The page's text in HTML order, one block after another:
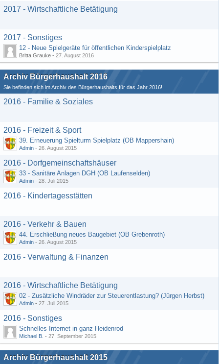
2017 - Wirtschaftliche Betätigung
2017 - Sonstiges
12 - Neue Spielgeräte für öffentlichen Kinderspielplatz
Britta Grauke - 27. August 2016
Archiv Bürgerhaushalt 2016
Sie befinden sich im Archiv des Bürgerhaushalts für das Jahr 2016!
2016 - Familie & Soziales
2016 - Freizeit & Sport
39. Erneuerung Spielturm Spielplatz (OB Mappershain)
Admin - 26. August 2015
2016 - Dorfgemeinschaftshäuser
33 - Sanitäre Anlagen DGH (OB Laufenselden)
Admin - 28. Juli 2015
2016 - Kindertagesstätten
2016 - Verkehr & Bauen
44. Erschließung neues Baugebiet (OB Grebenroth)
Admin - 26. August 2015
2016 - Verwaltung & Finanzen
2016 - Wirtschaftliche Betätigung
02 - Zusätzliche Windräder zur Steuerentlastung? (Jürgen Herbst)
Admin - 27. Juli 2015
2016 - Sonstiges
Schnelles Internet in ganz Heidenrod
Michael B. - 27. September 2015
Archiv Bürgerhaushalt 2015